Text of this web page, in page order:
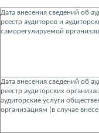
Дата внесения сведений об
реестр аудиторов и
саморегулируемой
Дата внесения сведений об
реестр аудиторских
аудиторские услуги
организациям (в случае